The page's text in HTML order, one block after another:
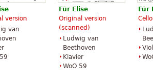
version
van
Für Elise
Original version
(scanned)
Ludwig van
Beethoven
Klavier
WoO 59
Für